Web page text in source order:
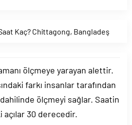
Kaç? Chittagong, Bangladeş
ölçmeye yarayan alettir.
farkı insanlar tarafından
ölçmeyi sağlar. Saatin
açılar 30 derecedir.